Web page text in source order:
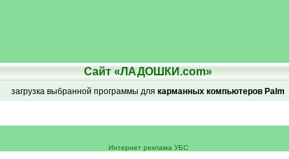
Сайт «ЛАДОШКИ.com»
загрузка выбранной программы для карманных компьютеров Palm
Интернет реклама УБС